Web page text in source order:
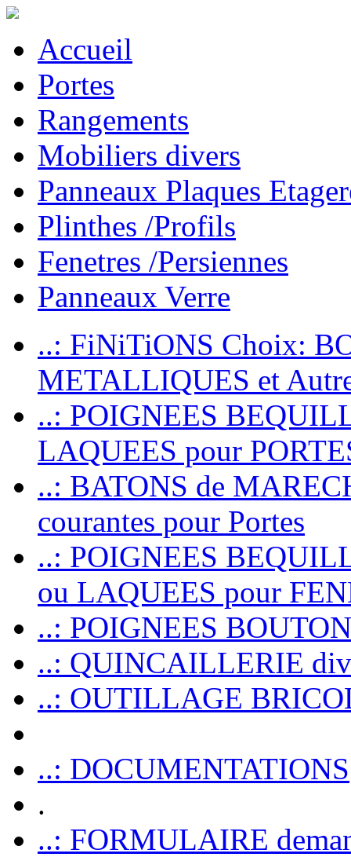
Accueil
Portes
Rangements
Mobiliers divers
Panneaux Plaques
Plinthes /Profils
Fenetres /Persiennes
Panneaux Verre
..: FiNiTiONS Choix:
METALLIQUES et
..: POIGNEES
LAQUEES pour
..: BATONS de
courantes pour Portes
..: POIGNEES
ou LAQUEES pour
..: POIGNEES
..: QUINCAILLERIE
..: OUTILLAGE
..: DOCUMENTATIONS
.
..: FORMULAIRE